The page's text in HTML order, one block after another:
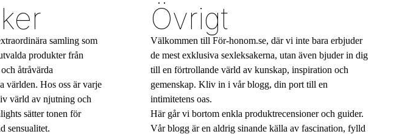
samling som
produkter från
åtråvärda
världen. Hos oss är varje
värld av njutning och
sätter tonen för
sensualitet.
Övrigt
Välkommen till För-honom.se, där vi inte bara erbjuder
de mest exklusiva sexleksakerna, utan även bjuder in dig
till en förtrollande värld av kunskap, inspiration och
gemenskap. Kliv in i vår blogg, din port till en
intimitetens oas.
Här går vi bortom enkla produktrecensioner och guider.
Vår blogg är en aldrig sinande källa av fascination, fylld